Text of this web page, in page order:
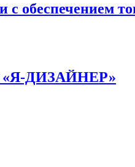
«Я-ДИЗАЙНЕР»